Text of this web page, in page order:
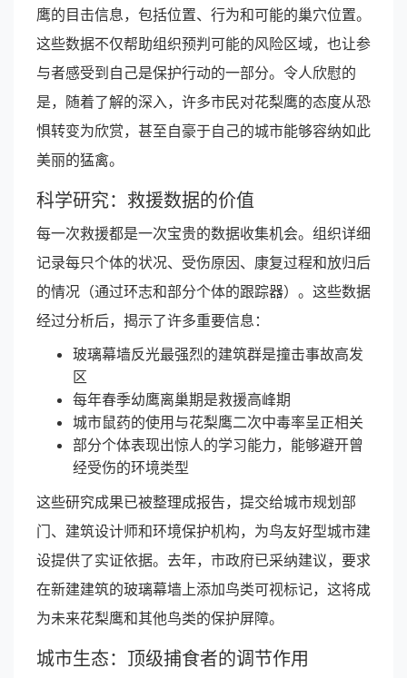
鹰的目击信息，包括位置、行为和可能的巢穴位置。
这些数据不仅帮助组织预判可能的风险区域，也让参
与者感受到自己是保护行动的一部分。令人欣慰的
是，随着了解的深入，许多市民对花梨鹰的态度从恐
惧转变为欣赏，甚至自豪于自己的城市能够容纳如此
美丽的猛禽。
科学研究：救援数据的价值
每一次救援都是一次宝贵的数据收集机会。组织详细
记录每只个体的状况、受伤原因、康复过程和放归后
的情况（通过环志和部分个体的跟踪器）。这些数据
经过分析后，揭示了许多重要信息：
玻璃幕墙反光最强烈的建筑群是撞击事故高发
区
每年春季幼鹰离巢期是救援高峰期
城市鼠药的使用与花梨鹰二次中毒率呈正相关
部分个体表现出惊人的学习能力，能够避开曾
经受伤的环境类型
这些研究成果已被整理成报告，提交给城市规划部
门、建筑设计师和环境保护机构，为鸟友好型城市建
设提供了实证依据。去年，市政府已采纳建议，要求
在新建建筑的玻璃幕墙上添加鸟类可视标记，这将成
为未来花梨鹰和其他鸟类的保护屏障。
城市生态：顶级捕食者的调节作用